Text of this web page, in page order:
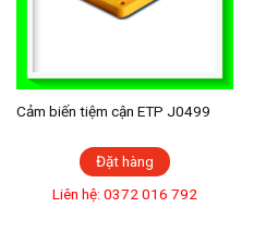
Cảm biến tiệm cận ETP J0499
Đặt hàng
Liên hệ: 0372 016 792